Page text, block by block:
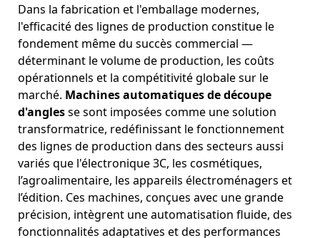
Dans la fabrication et l'emballage modernes,
l'efficacité des lignes de production constitue le
fondement même du succès commercial —
déterminant le volume de production, les coûts
opérationnels et la compétitivité globale sur le
marché. Machines automatiques de découpe
d'anglesse sont imposées comme une solution
transformatrice, redéfinissant le fonctionnement
des lignes de production dans des secteurs aussi
variés que l'électronique 3C, les cosmétiques,
l’agroalimentaire, les appareils électroménagers et
l’édition. Ces machines, conçues avec une grande
précision, intègrent une automatisation fluide, des
fonctionnalités adaptatives et des performances